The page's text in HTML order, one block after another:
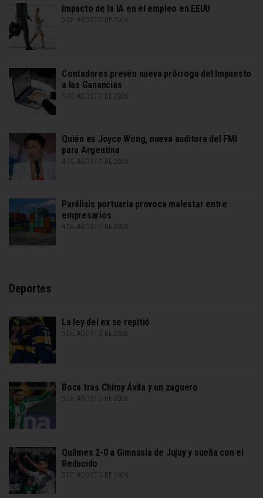
Impacto de la IA en el empleo en EEUU
5 DE AGOSTO DE 2026
Contadores prevén nueva prórroga del Impuesto
a las Ganancias
5 DE AGOSTO DE 2026
Quién es Joyce Wong, nueva auditora del FMI
para Argentina
4 DE AGOSTO DE 2026
Parálisis portuaria provoca malestar entre
empresarios
4 DE AGOSTO DE 2026
Deportes
La ley del ex se repitió
5 DE AGOSTO DE 2026
Boca tras Chimy Ávila y un zaguero
5 DE AGOSTO DE 2026
Quilmes 2-0 a Gimnasia de Jujuy y sueña con el
Reducido
5 DE AGOSTO DE 2026